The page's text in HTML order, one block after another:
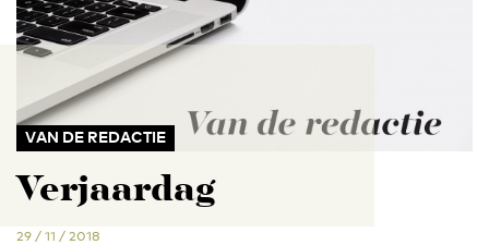
VAN DE REDACTIE
Verjaardag
29 / 11 / 2018